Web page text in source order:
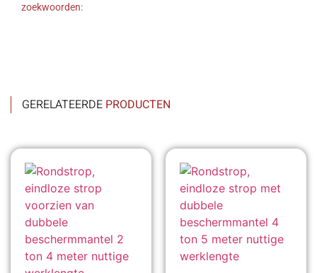
zoekwoorden:
GERELATEERDE PRODUCTEN